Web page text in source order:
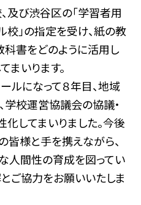
及び渋谷区の「学習者用
」の指定を受け、紙の教
書をどのように活用し
まいります。
ルになって８年目、地域
校運営協議会の協議・
してまいりました。今後
皆様と手を携えながら、
人間性の育成を図ってい
とご協力をお願いいたしま